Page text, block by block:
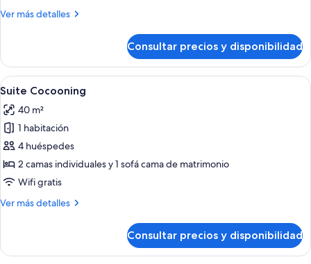
Ver más detalles
Más
Vallée
Consultar precios y disponibilidad
Abrir
todas
las
fotos
de
Suite
Cocooning
Suite Cocooning | Ropa de cama de
1
Suite Cocooning
40 m²
1 habitación
4 huéspedes
2 camas individuales y 1 sofá cama de matrimonio
Wifi gratis
Ver más detalles
Más
Cocooning
Consultar precios y disponibilidad